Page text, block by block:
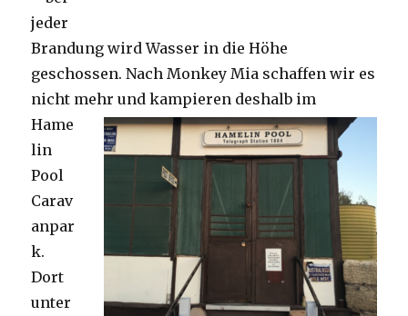
jeder
Brandung wird Wasser in die Höhe
geschossen. Nach Monkey Mia schaffen wir es
nicht mehr und kampieren deshalb im
Hame
lin
Pool
Carav
anpar
k.
Dort
unter